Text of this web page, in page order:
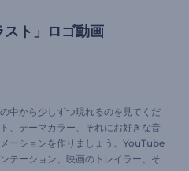
スト」ロゴ動画
中から少しずつ現れるのを見てくだ
、テーマカラー、それにお好きな音
ーションを作りましょう。YouTube
テーション、映画のトレイラー、そ